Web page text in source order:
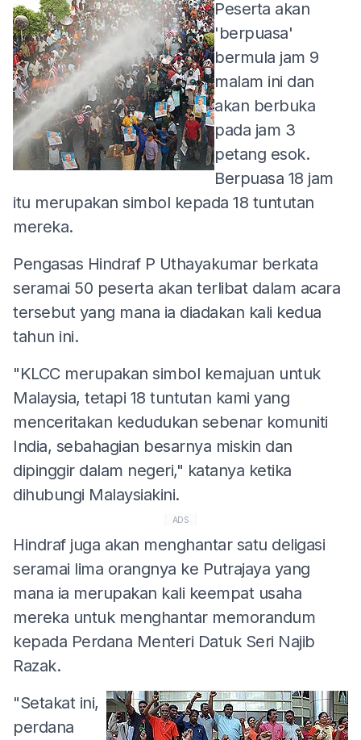
Peserta akan
'berpuasa'
bermula jam 9
malam ini dan
akan berbuka
pada jam 3
petang esok.
Berpuasa 18 jam
itu merupakan simbol kepada 18 tuntutan
mereka.
Pengasas Hindraf P Uthayakumar berkata
seramai 50 peserta akan terlibat dalam acara
tersebut yang mana ia diadakan kali kedua
tahun ini.
"KLCC merupakan simbol kemajuan untuk
Malaysia, tetapi 18 tuntutan kami yang
menceritakan kedudukan sebenar komuniti
India, sebahagian besarnya miskin dan
dipinggir dalam negeri," katanya ketika
dihubungi Malaysiakini.
ADS
Hindraf juga akan menghantar satu deligasi
seramai lima orangnya ke Putrajaya yang
mana ia merupakan kali keempat usaha
mereka untuk menghantar memorandum
kepada Perdana Menteri Datuk Seri Najib
Razak.
"Setakat ini,
perdana